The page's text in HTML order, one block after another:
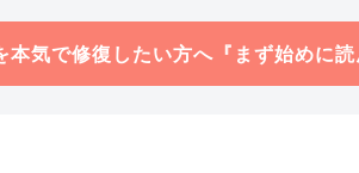
本気で修復したい方へ『まず始めに